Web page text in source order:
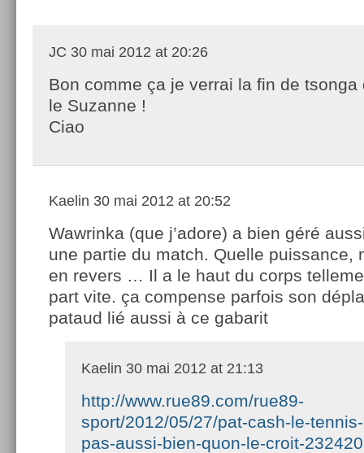
JC 30 mai 2012 at 20:26
Bon comme ça je verrai la fin de tsonga
le Suzanne !
Ciao
Kaelin 30 mai 2012 at 20:52
Wawrinka (que j’adore) a bien géré
une partie du match. Quelle puissance,
en revers … Il a le haut du corps
part vite. ça compense parfois son
pataud lié aussi à ce gabarit
Kaelin 30 mai 2012 at 21:13
http://www.rue89.com/rue89-
sport/2012/05/27/pat-cash-le-
pas-aussi-bien-quon-le-croit-232420